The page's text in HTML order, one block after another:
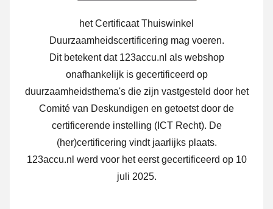
het Certificaat Thuiswinkel
Duurzaamheidscertificering mag voeren.
Dit betekent dat 123accu.nl als webshop
onafhankelijk is gecertificeerd op
duurzaamheidsthema's die zijn vastgesteld door het
Comité van Deskundigen en getoetst door de
certificerende instelling (ICT Recht). De
(her)certificering vindt jaarlijks plaats.
123accu.nl werd voor het eerst gecertificeerd op 10
juli 2025.